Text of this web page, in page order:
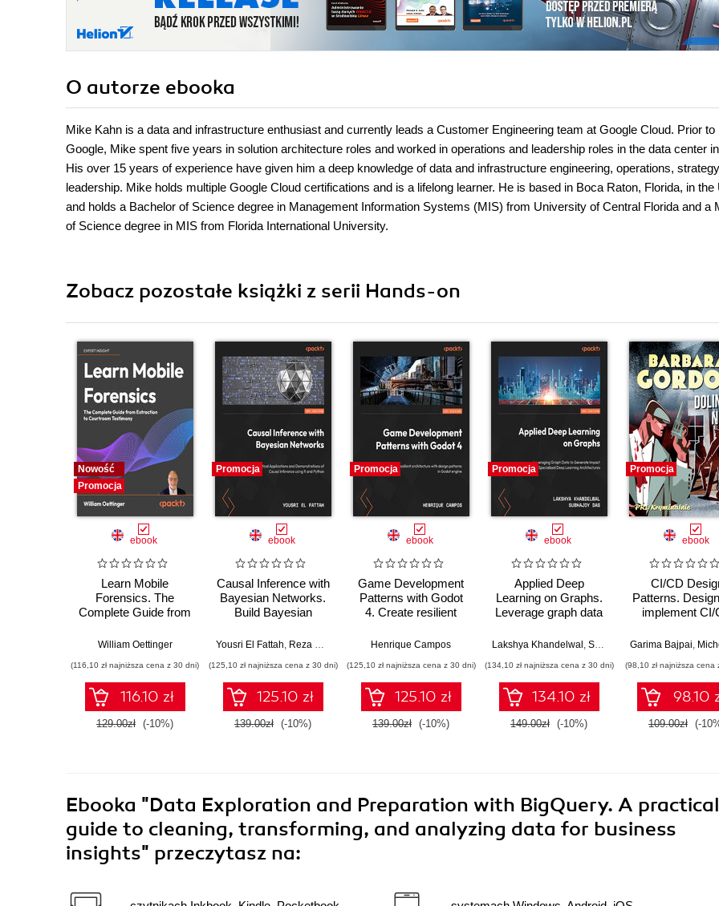
O autorze ebooka
Mike Kahn is a data and infrastructure enthusiast and currently leads a Customer Engineering team at Google Cloud. Prior to
Google, Mike spent five years in solution architecture roles and worked in operations and leadership roles in the data center
His over 15 years of experience have given him a deep knowledge of data and infrastructure engineering, operations,
leadership. Mike holds multiple Google Cloud certifications and is a lifelong learner. He is based in Boca Raton, Florida, in the
and holds a Bachelor of Science degree in Management Information Systems (MIS) from University of Central Florida and a
of Science degree in MIS from Florida International University.
Zobacz pozostałe książki z serii Hands-on
Nowość
Promocja
ebook
Learn Mobile
Forensics. The
Complete Guide from
Courtroom Testimony
William Oettinger
(116,10 zł najniższa cena z 30 dni)
116.10 zł
129.00zł (-10%)
Promocja
ebook
Causal Inference with
Bayesian Networks.
Build Bayesian
Inference Models
Yousri El Fattah Reza Bagheri
(125,10 zł najniższa cena z 30 dni)
125.10 zł
139.00zł (-10%)
Promocja
ebook
Game Development
Patterns with Godot
4. Create resilient
industry-standard
Henrique Campos
(125,10 zł najniższa cena z 30 dni)
125.10 zł
139.00zł (-10%)
Promocja
ebook
Applied Deep
Learning on Graphs.
Leverage graph data
applications using
learning architectures
Lakshya Khandelwal Subhajoy Das
(134,10 zł najniższa cena z 30 dni)
134.10 zł
149.00zł (-10%)
Promocja
ebook
CI/CD
Patterns.
implement CI/
patterns
Garima Bajpai Michel
(98,10 zł najniższa cena
98.10
109.00zł (-
Ebooka "Data Exploration and Preparation with BigQuery. A practical
guide to cleaning, transforming, and analyzing data for business
insights" przeczytasz na: